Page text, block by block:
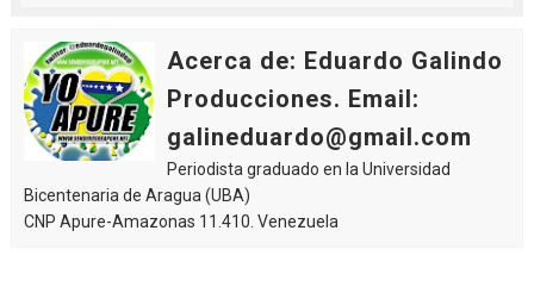
Acerca de: Eduardo Galindo
Producciones. Email:
galineduardo@gmail.com
Periodista graduado en la Universidad
Bicentenaria de Aragua (UBA)
CNP Apure-Amazonas 11.410. Venezuela